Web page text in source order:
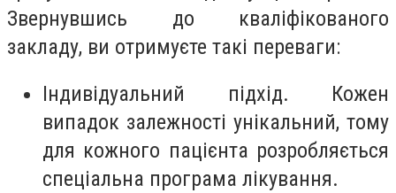
Звернувшись до кваліфікованого
закладу, ви отримуєте такі переваги:
Індивідуальний підхід. Кожен
випадок залежності унікальний, тому
для кожного пацієнта розробляється
спеціальна програма лікування.